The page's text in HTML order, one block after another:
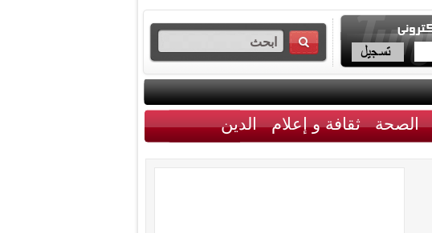
الصحة ثقافة و إعلام الدين